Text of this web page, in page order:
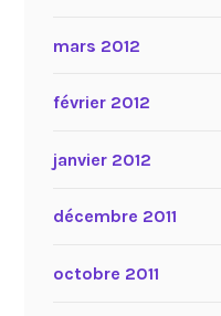
mars 2012
février 2012
janvier 2012
décembre 2011
octobre 2011